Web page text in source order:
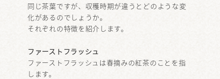
同じ茶葉ですが、収穫時期が違うとどのような変
化があるのでしょうか。
それぞれの特徴を紹介します。
ファーストフラッシュ
ファーストフラッシュは春摘みの紅茶のことを指
します。